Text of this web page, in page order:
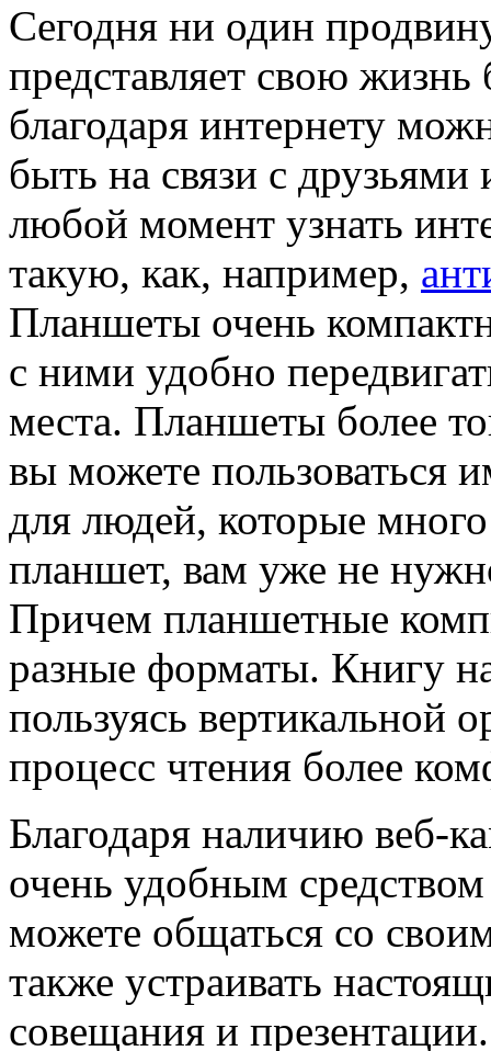
Сегодня ни один
представляет свою
благодаря интернету
быть на связи с
любой момент узнать
такую, как, например,
Планшеты очень
с ними удобно
места. Планшеты более
вы можете пользоваться
для людей, которые
планшет, вам уже не
Причем планшетные
разные форматы. Книгу
пользуясь вертикальной
процесс чтения более
Благодаря наличию веб-
очень удобным
можете общаться со
также устраивать
совещания и